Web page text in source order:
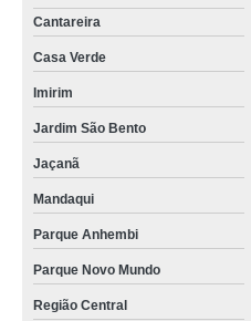
Cantareira
Casa Verde
Imirim
Jardim São Bento
Jaçanã
Mandaqui
Parque Anhembi
Parque Novo Mundo
Região Central